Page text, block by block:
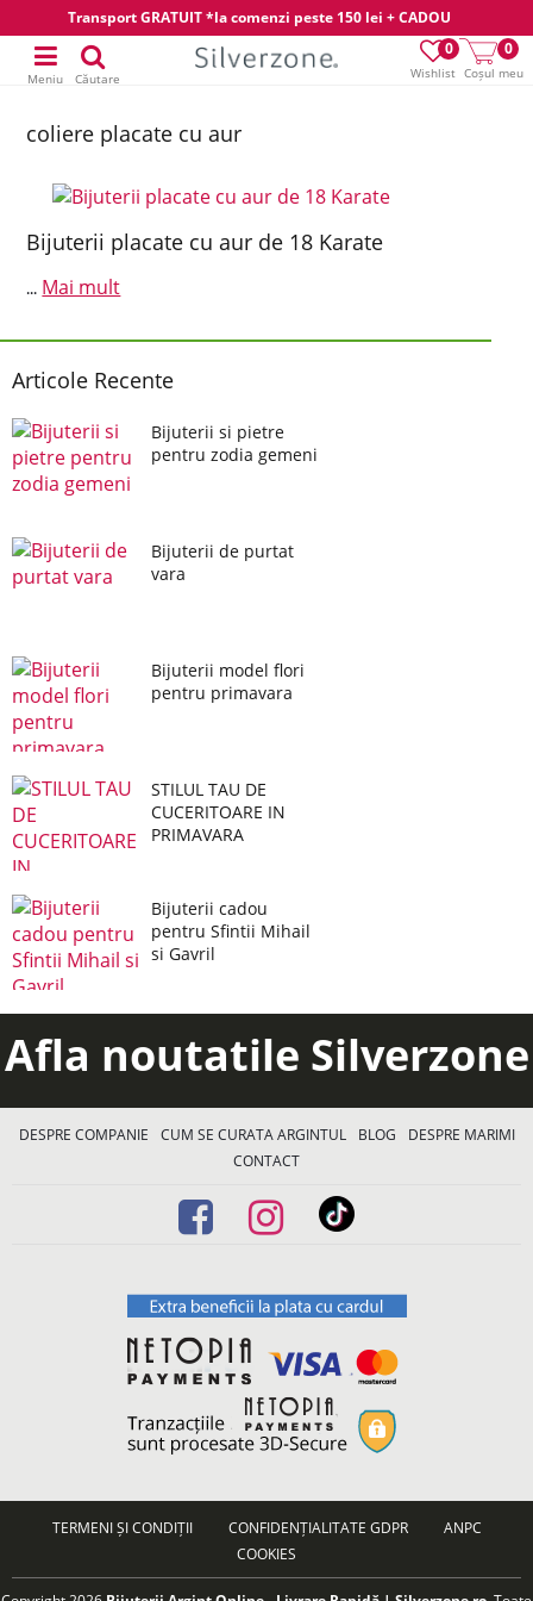
Transport GRATUIT *la comenzi peste 150 lei + CADOU
Wishlist
0
Coșul meu
0
Meniu Căutare
coliere placate cu aur
Bijuterii placate cu aur de 18 Karate
... Mai mult
Articole Recente
Bijuterii si pietre
pentru zodia gemeni
Bijuterii de purtat
vara
Bijuterii model flori
pentru primavara
STILUL TAU DE
CUCERITOARE IN
PRIMAVARA
Bijuterii cadou
pentru Sfintii Mihail
si Gavril
Afla noutatile Silverzone
DESPRE COMPANIE CUM SE CURATA ARGINTUL BLOG
DESPRE MARIMI
CONTACT
TERMENI ȘI CONDIȚII CONFIDENȚIALITATE GDPR
ANPC
COOKIES